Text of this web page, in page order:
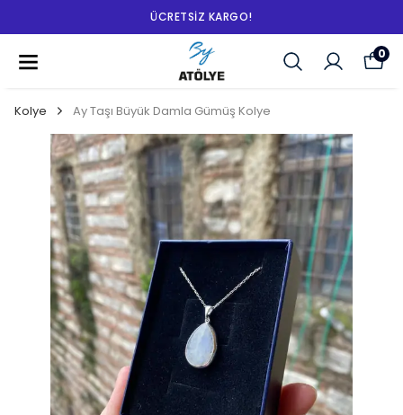
ÜCRETSIZ KARGO!
0
Kolye Ay Taşı Büyük Damla Gümüş Kolye